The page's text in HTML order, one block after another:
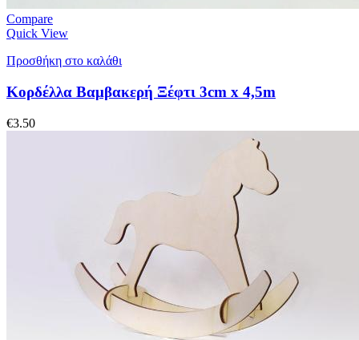
Compare
Quick View
Προσθήκη στο καλάθι
Κορδέλλα Βαμβακερή Ξέφτι 3cm x 4,5m
€3.50